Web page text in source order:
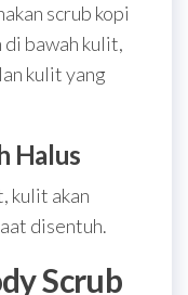
scrub kopi
di bawah kulit,
kulit yang
Halus
kulit akan
disentuh.
Scrub